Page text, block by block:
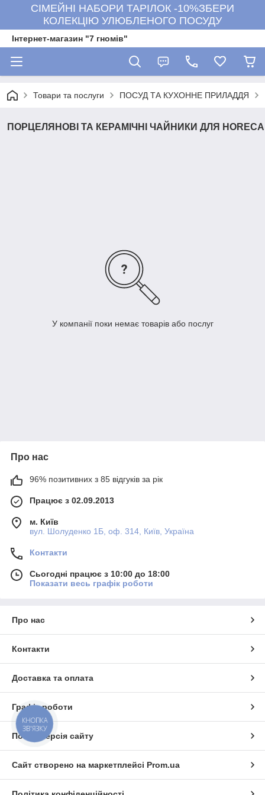
СІМЕЙНІ НАБОРИ ТАРІЛОК -10%ЗБЕРИ
КОЛЕКЦІЮ УЛЮБЛЕНОГО ПОСУДУ
Інтернет-магазин "7 гномів"
Товари та послуги ПОСУД ТА КУХОННЕ ПРИЛАДДЯ
ПОРЦЕЛЯНОВІ ТА КЕРАМІЧНІ ЧАЙНИКИ ДЛЯ HORECA
У компанії поки немає товарів або послуг
Про нас
96% позитивних з 85 відгуків за рік
Працює з 02.09.2013
м. Київ
вул. Шолуденко 1Б, оф. 314, Київ, Україна
Контакти
Сьогодні працює з 10:00 до 18:00
Показати весь графік роботи
Про нас
Контакти
Доставка та оплата
Графік роботи
Повна версія сайту
Сайт створено на маркетплейсі Prom.ua
КНОПКА
ЗВ'ЯЗКУ